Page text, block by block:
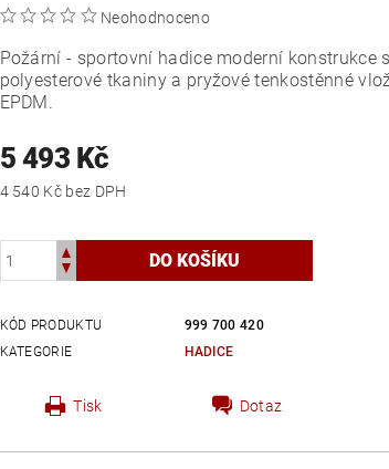
Neohodnoceno
Požární - sportovní hadice moderní konstrukce
polyesterové tkaniny a pryžové tenkostěnné
EPDM.
5 493 Kč
4 540 Kč bez DPH
KÓD PRODUKTU
999 700 420
KATEGORIE
HADICE
Tisk Dotaz